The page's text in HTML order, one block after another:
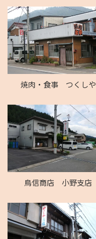
焼肉・食事 つくしや
鳥信商店 小野支店